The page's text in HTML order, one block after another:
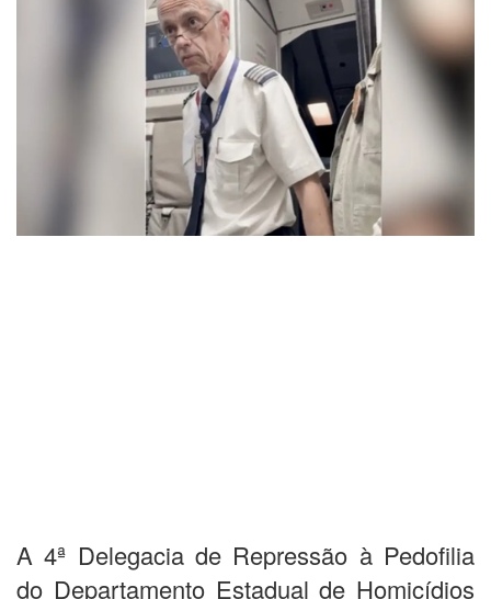
A 4ª Delegacia de Repressão à Pedofilia
do Departamento Estadual de Homicídios